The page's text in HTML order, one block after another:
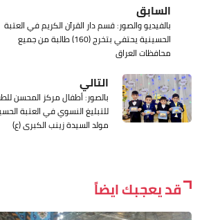
السابق
بالفيديو والصور: قسم دار القرآن الكريم في العتبة
الحسينية يحتفي بتخرج (160) طالبة من جميع
محافظات العراق
التالي
بالصور: أطفال مركز المحسن
للتبليغ النسوي في العتبة
مولد السيدة زينب الكبرى (ع)
قد يعجبك ايضاً